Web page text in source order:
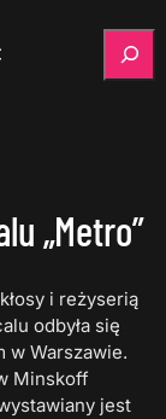
„Metro”
i reżyserią
odbyła się
w Warszawie.
Minskoff
jest